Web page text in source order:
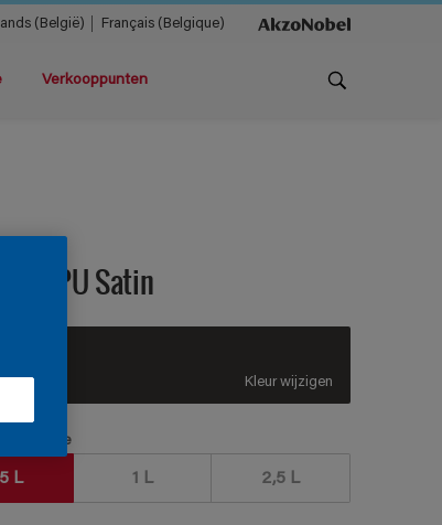
(België) Français (Belgique)
Verkooppunten
PU Satin
Kleur wijzigen
L 1 L 2,5 L